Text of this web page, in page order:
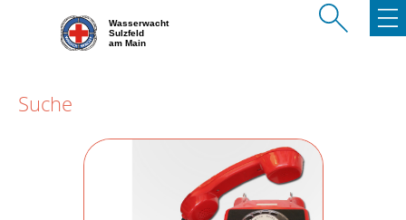
Wasserwacht
Sulzfeld
am Main
Suche